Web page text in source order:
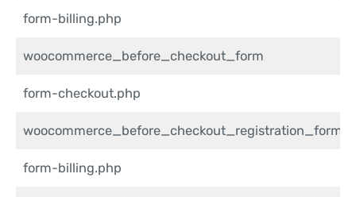
form-billing.php
woocommerce_before_checkout_form
form-checkout.php
woocommerce_before_checkout_registration_form
form-billing.php